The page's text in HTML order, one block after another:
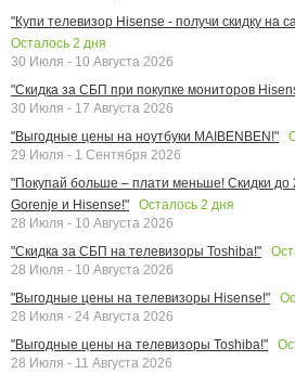
"Купи телевизор Hisense - получи скидку на
Осталось 2 дня
30 Июля - 10 Августа 2026
"Скидка за СБП при покупке мониторов
30 Июля - 17 Августа 2026
"Выгодные цены на ноутбуки MAIBENBEN!"
29 Июля - 1 Сентября 2026
"Покупай больше – плати меньше! Скидки до
Gorenje и Hisense!"
Осталось 2 дня
28 Июля - 10 Августа 2026
"Скидка за СБП на телевизоры Toshiba!"
28 Июля - 10 Августа 2026
"Выгодные цены на телевизоры Hisense!"
28 Июля - 24 Августа 2026
"Выгодные цены на телевизоры Toshiba!"
28 Июля - 11 Августа 2026